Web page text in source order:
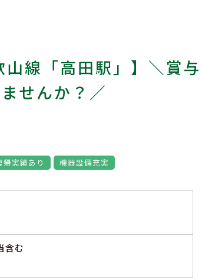
山線「高田駅」】＼賞
せんか？／
実績あり 機器設備充実
含む